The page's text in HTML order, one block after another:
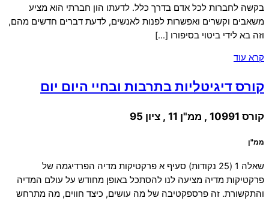
בקשה לחברות לכל אדם בדרך כלל. לדעתו הון חברתי הוא מציע
משאבים וקשרים ואפשרות לפנות לאנשים, לדעת דברים חדשים מהם,
וזה בא לידי ביטוי בסיפורו […]
קרא עוד
קורס דיגיטליות בתרבות ובחיי היום יום
קורס 10991 , ממ"ן 11 , ציון 95
ממ"ן
שאלה 1 (25 נקודות) סעיף א פרקטיקות מדיה הפרדיגמה של
פרקטיקות מדיה מציעה לנו להסתכל באופן מחודש על עולם המדיה
והתקשורת. זה פרספקטיבה של מה עושים, כיצד חווים, מה מתרחש